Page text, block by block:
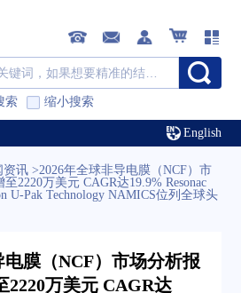
索 缩小搜索
English
资讯>2026年全球非导电膜（NCF）市
2220万美元 CAGR达19.9% Resonac
U-Pak Technology NAMICS位列全球头
电膜（NCF）市场分析报
2220万美元 CAGR达